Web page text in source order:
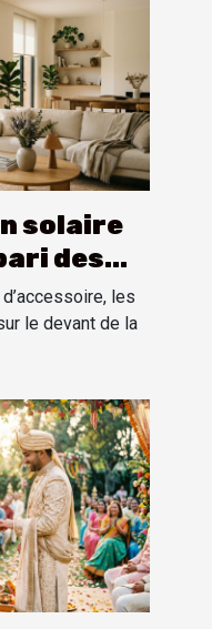
solaire
des
les
le devant de la